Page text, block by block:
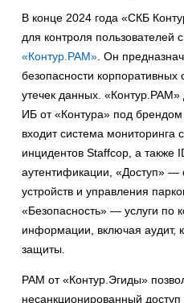
В конце 2024 года «СКБ
для контроля
«Контур.PAM» . Он
безопасности корпоративных
утечек данных.
ИБ от «Контура» под
входит система мониторинга
инцидентов Staffcop, а также
аутентификации, «Доступ» —
устройств и управления
«Безопасность» — услуги по
информации, включая аудит,
защиты.
PAM от «Контур.Эгиды»
несанкционированный